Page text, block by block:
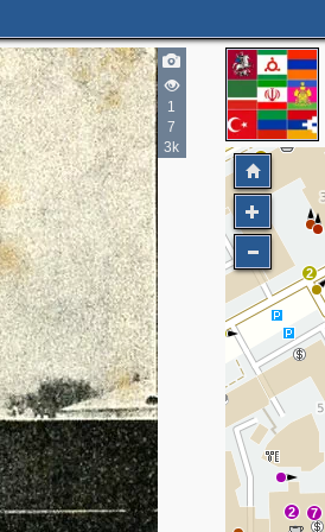
1
7
3k
2
2
2 7